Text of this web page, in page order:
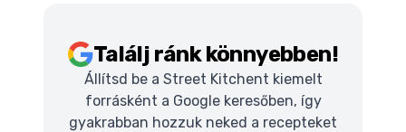
Találj ránk könnyebben!
Állítsd be a Street Kitchent kiemelt
forrásként a Google keresőben, így
gyakrabban hozzuk neked a recepteket